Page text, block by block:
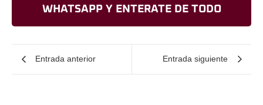
WHATSAPP Y ENTERATE DE TODO
Entrada anterior Entrada siguiente